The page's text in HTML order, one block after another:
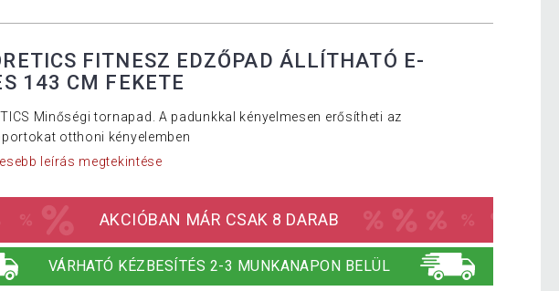
FITNESZ EDZŐPAD ÁLLÍTHATÓ E-
143 CM FEKETE
Minőségi tornapad. A padunkkal kényelmesen erősítheti az
otthoni kényelemben
leírás megtekintése
AKCIÓBAN MÁR CSAK 8 DARAB
VÁRHATÓ KÉZBESÍTÉS 2-3 MUNKANAPON BELÜL